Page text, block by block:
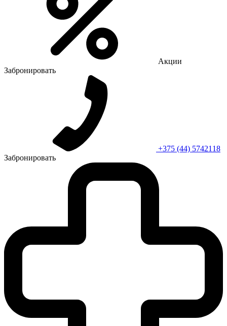
Акции
Забронировать
+375 (44) 5742118
Забронировать